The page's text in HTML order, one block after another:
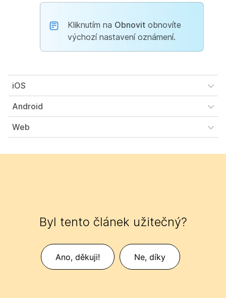
Kliknutím na Obnovit obnovíte
výchozí nastavení oznámení.
iOS
Android
Web
Byl tento článek užitečný?
Ano, děkuji! Ne, díky